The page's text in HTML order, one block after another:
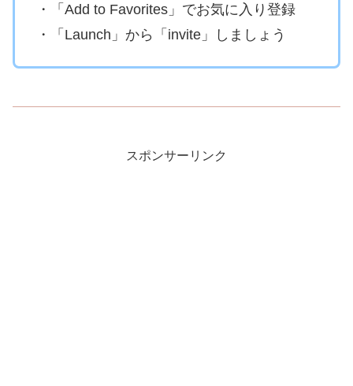
・「Add to Favorites」でお気に入り登録
・「Launch」から「invite」しましょう
スポンサーリンク